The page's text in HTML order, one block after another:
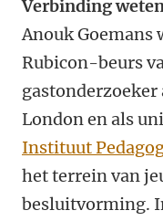
Verbinding
Anouk Goemans
Rubicon-beurs
gastonderzoeker
London en als
Instituut
het terrein van
besluitvorming.